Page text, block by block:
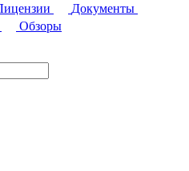
Документы
Обзоры